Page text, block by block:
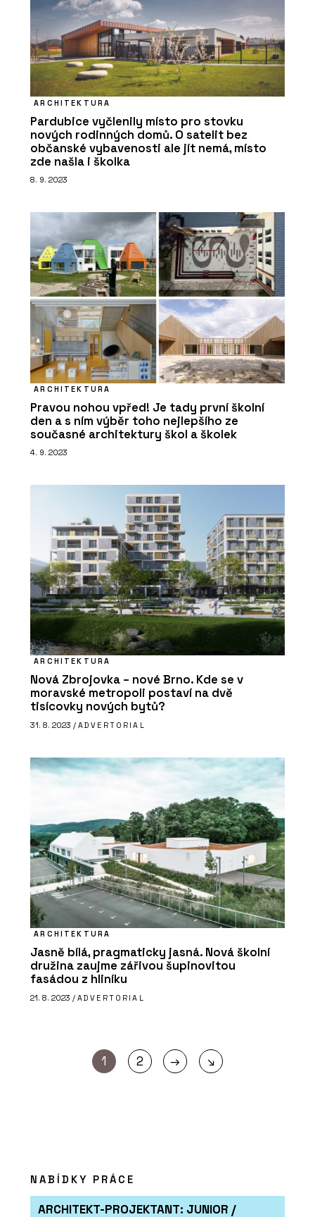
ARCHITEKTURA
Pardubice vyčlenily místo pro stovku
nových rodinných domů. O satelit bez
občanské vybavenosti ale jít nemá, místo
zde našla i školka
8. 9. 2023
ARCHITEKTURA
Pravou nohou vpřed! Je tady první školní
den a s ním výběr toho nejlepšího ze
současné architektury škol a školek
4. 9. 2023
ARCHITEKTURA
Nová Zbrojovka – nové Brno. Kde se v
moravské metropoli postaví na dvě
tisícovky nových bytů?
31. 8. 2023 / ADVERTORIAL
ARCHITEKTURA
Jasně bílá, pragmaticky jasná. Nová školní
družina zaujme zářivou šupinovitou
fasádou z hliníku
21. 8. 2023 / ADVERTORIAL
1 2 → ↘
NABÍDKY PRÁCE
ARCHITEKT-PROJEKTANT: JUNIOR /